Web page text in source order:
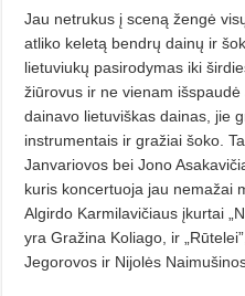
Jau netrukus į sceną žengė
atliko keletą bendrų dainų ir
lietuviukų pasirodymas iki
žiūrovus ir ne vienam
dainavo lietuviškas dainas, jie
instrumentais ir gražiai šoko.
Janvariovos bei Jono
kuris koncertuoja jau nemažai
Algirdo Karmilavičiaus įkurtai
yra Gražina Koliago, ir
Jegorovos ir Nijolės